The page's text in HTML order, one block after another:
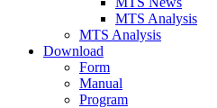
MTS Analysis
MTS Analysis
Download
Form
Manual
Program